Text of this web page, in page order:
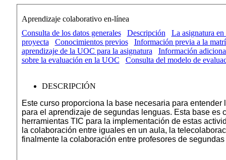
Aprendizaje colaborativo en-línea
Consulta de los datos generales
Descripción
La asignatura
proyecta
Conocimientos previos
Información previa a la
aprendizaje de la UOC para la asignatura
Información
sobre la evaluación en la UOC
Consulta del modelo de
DESCRIPCIÓN
Este curso proporciona la base necesaria para
para el aprendizaje de segundas lenguas. Esta base
herramientas TIC para la implementación de estas
la colaboración entre iguales en un aula, la
finalmente la colaboración entre profesores de